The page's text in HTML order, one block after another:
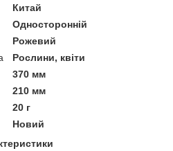
Китай
Односторонній
Рожевий
Рослини, квіти
370 мм
210 мм
20 г
Новий